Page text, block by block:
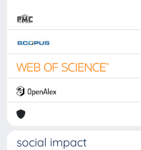
social impact